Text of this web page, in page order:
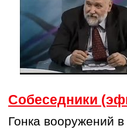
Собеседники
Гонка вооружений